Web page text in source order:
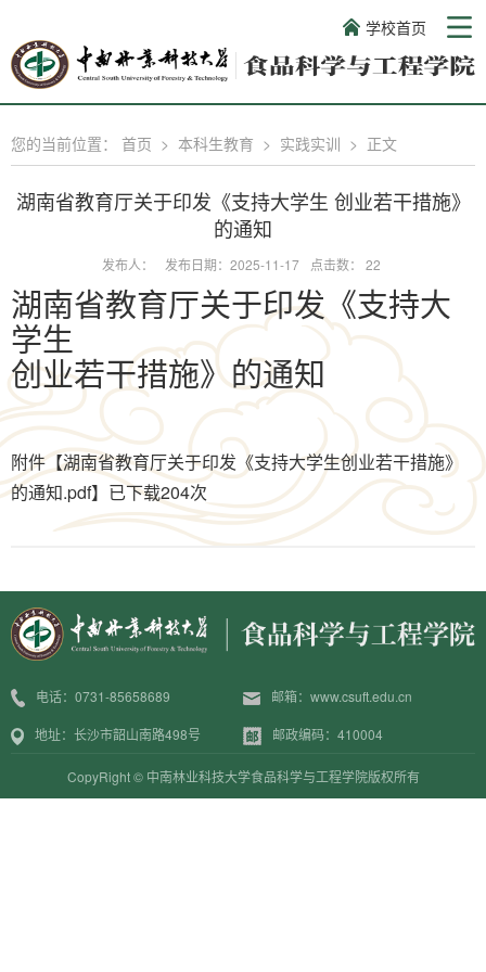
学校首页
您的当前位置： 首页 > 本科生教育 > 实践实训 > 正文
湖南省教育厅关于印发《支持大学生 创业若干措施》
的通知
发布人： 发布日期：2025-11-17 点击数： 22
湖南省教育厅关于印发《支持大
学生
创业若干措施》的通知
附件【湖南省教育厅关于印发《支持大学生创业若干措施》
的通知.pdf】已下载204次
电话：0731-85658689 邮箱：www.csuft.edu.cn
地址：长沙市韶山南路498号 邮政编码：410004
CopyRight © 中南林业科技大学食品科学与工程学院版权所有